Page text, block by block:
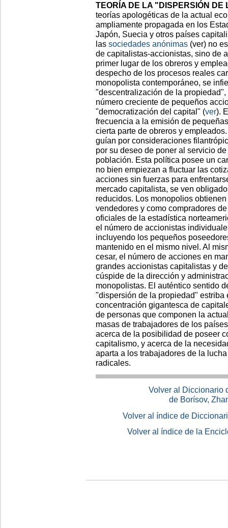
TEORÍA DE LA "DISPERSIÓN DE
teorías apologéticas de la actual
ampliamente propagada en los
Japón, Suecia y otros países
las sociedades anónimas (ver) no
de capitalistas-accionistas, sino de
primer lugar de los obreros y
despecho de los procesos reales
monopolista contemporáneo, se
"descentralización de la
número creciente de pequeños
"democratización del capital" (ver).
frecuencia a la emisión de
cierta parte de obreros y
guían por consideraciones
por su deseo de poner al servicio
población. Esta política posee un
no bien empiezan a fluctuar las
acciones sin fuerzas para
mercado capitalista, se ven
reducidos. Los monopolios
vendedores y como compradores
oficiales de la estadística
el número de accionistas
incluyendo los pequeños
mantenido en el mismo nivel. Al
cesar, el número de acciones en
grandes accionistas capitalistas y
cúspide de la dirección y
monopolistas. El auténtico sentido
"dispersión de la propiedad" estriba
concentración gigantesca de
de personas que componen la
masas de trabajadores de los
acerca de la posibilidad de poseer
capitalismo, y acerca de la
aparta a los trabajadores de la
radicales.
Volver al Diccionario
de Borísov,
Volver al índice de
Volver al índice de la